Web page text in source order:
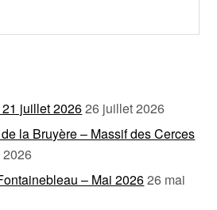
21 juillet 202626 juillet 2026
la Bruyère – Massif des Cerces
– Mai 202626 mai